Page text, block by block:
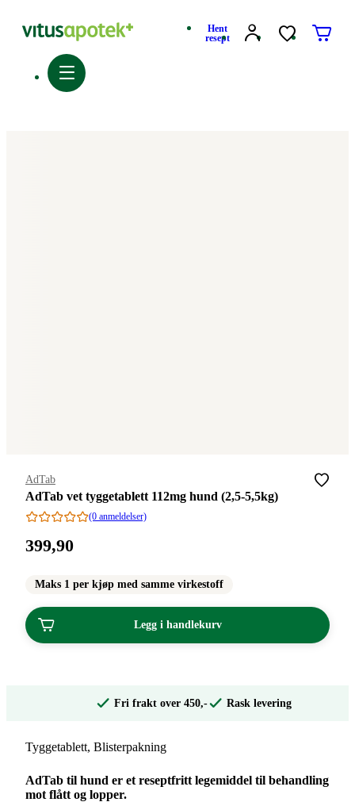
Hent
resept
Merke:
AdTab
AdTab vet tyggetablett 112mg hund (2,5-5,5kg)
(0 anmeldelser)
Pris:
kroner.
399,90
Maks 1 per kjøp med samme virkestoff
Legg i handlekurv
Fri frakt over 450,- Rask levering
Tyggetablett, Blisterpakning
AdTab til hund er et reseptfritt legemiddel til behandling
mot flått og lopper.